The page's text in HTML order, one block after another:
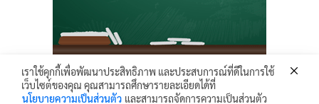
Krunhongonline.com © 2017 - All Rights Reserved.
เราใช้คุกกี้เพื่อพัฒนาประสิทธิภาพ และประสบการณ์ที่ดีในการใช้
เว็บไซต์ของคุณ คุณสามารถศึกษารายละเอียดได้ที่
นโยบายความเป็นส่วนตัว และสามารถจัดการความเป็นส่วนตัว